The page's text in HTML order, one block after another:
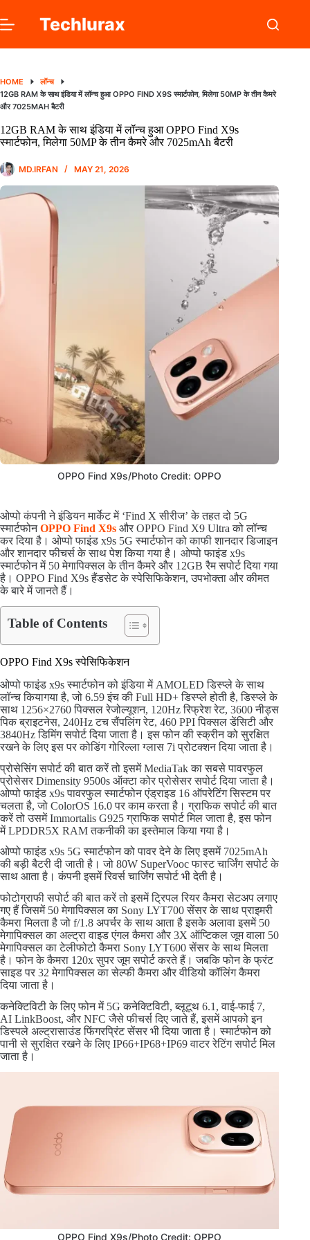
to
content
Techlurax
HOME
लॉन्च
12GB RAM के साथ इंडिया में लॉन्च हुआ OPPO FIND X9S स्मार्टफोन, मिलेगा 50MP के तीन कैमरे
और 7025MAH बैटरी
12GB RAM के साथ इंडिया में लॉन्च हुआ OPPO Find X9s
स्मार्टफोन, मिलेगा 50MP के तीन कैमरे और 7025mAh बैटरी
MD.IRFAN MAY 21, 2026
OPPO Find X9s/Photo Credit: OPPO
ओप्पो कंपनी ने इंडियन मार्केट में ‘Find X सीरीज’ के तहत दो 5G
स्मार्टफोनOPPO Find X9s और OPPO Find X9 Ultra को लॉन्च
कर दिया है। ओप्पो फाइंड x9s 5G स्मार्टफोन को काफी शानदार डिजाइन
और शानदार फीचर्स के साथ पेश किया गया है। ओप्पो फाइंड x9s
स्मार्टफोन में 50 मेगापिक्सल के तीन कैमरे और 12GB रैम सपोर्ट दिया गया
है। OPPO Find X9s हैंडसेट के स्पेसिफिकेशन, उपभोक्ता और कीमत
के बारे में जानते हैं।
Table of Contents
OPPO Find X9s स्पेसिफिकेशन
ओप्पो फाइंड x9s स्मार्टफोन को इंडिया में AMOLED डिस्प्ले के साथ
लॉन्च कियागया है, जो 6.59 इंच की Full HD+ डिस्प्ले होती है, डिस्प्ले के
साथ 1256×2760 पिक्सल रेजोल्यूशन, 120Hz रिफ्रेश रेट, 3600 नीड्स
पिक ब्राइटनेस, 240Hz टच सैंपलिंग रेट, 460 PPI पिक्सल डेंसिटी और
3840Hz डिमिंग सपोर्ट दिया जाता है। इस फोन की स्क्रीन को सुरक्षित
रखने के लिए इस पर कोडिंग गोरिल्ला ग्लास 7i प्रोटक्शन दिया जाता है।
प्रोसेसिंग सपोर्ट की बात करें तो इसमें MediaTak का सबसे पावरफुल
प्रोसेसर Dimensity 9500s ऑक्टा कोर प्रोसेसर सपोर्ट दिया जाता है।
ओप्पो फाइंड x9s पावरफुल स्मार्टफोन एंड्राइड 16 ऑपरेटिंग सिस्टम पर
चलता है, जो ColorOS 16.0 पर काम करता है। ग्राफिक सपोर्ट की बात
करें तो उसमें Immortalis G925 ग्राफिक सपोर्ट मिल जाता है, इस फोन
में LPDDR5X RAM तकनीकी का इस्तेमाल किया गया है।
ओप्पो फाइंड x9s 5G स्मार्टफोन को पावर देने के लिए इसमें 7025mAh
की बड़ी बैटरी दी जाती है। जो 80W SuperVooc फास्ट चार्जिंग सपोर्ट के
साथ आता है। कंपनी इसमें रिवर्स चार्जिंग सपोर्ट भी देती है।
फोटोग्राफी सपोर्ट की बात करें तो इसमें ट्रिपल रियर कैमरा सेटअप लगाए
गए हैं जिसमें 50 मेगापिक्सल का Sony LYT700 सेंसर के साथ प्राइमरी
कैमरा मिलता है जो f/1.8 अपर्चर के साथ आता है इसके अलावा इसमें 50
मेगापिक्सल का अल्ट्रा वाइड एंगल कैमरा और 3X ऑप्टिकल जूम वाला 50
मेगापिक्सल का टेलीफोटो कैमरा Sony LYT600 सेंसर के साथ मिलता
है। फोन के कैमरा 120x सुपर जूम सपोर्ट करते हैं। जबकि फोन के फ्रंट
साइड पर 32 मेगापिक्सल का सेल्फी कैमरा और वीडियो कॉलिंग कैमरा
दिया जाता है।
कनेक्टिविटी के लिए फोन में 5G कनेक्टिविटी, ब्लूटूथ 6.1, वाई-फाई 7,
AI LinkBoost, और NFC जैसे फीचर्स दिए जाते हैं, इसमें आपको इन
डिस्पले अल्ट्रासाउंड फिंगरप्रिंट सेंसर भी दिया जाता है। स्मार्टफोन को
पानी से सुरक्षित रखने के लिए IP66+IP68+IP69 वाटर रेटिंग सपोर्ट मिल
जाता है।
OPPO Find X9s/Photo Credit: OPPO